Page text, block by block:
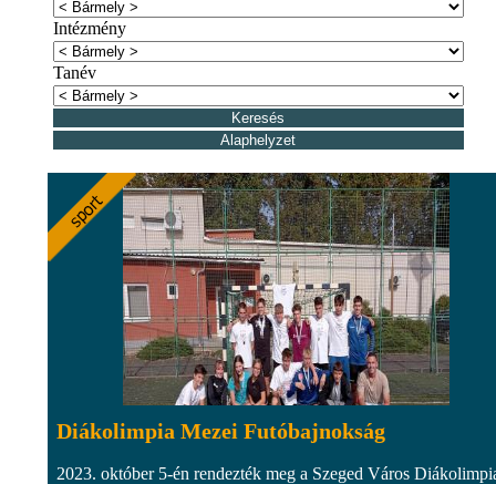
Intézmény
Tanév
Diákolimpia Mezei Futóbajnokság
2023. október 5-én rendezték meg a Szeged Város